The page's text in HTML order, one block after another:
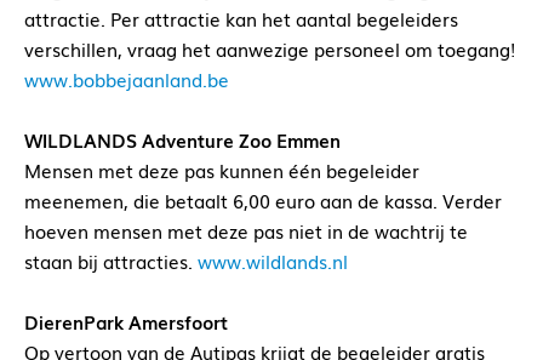
attractie. Per attractie kan het aantal begeleiders
verschillen, vraag het aanwezige personeel om toegang!
www.bobbejaanland.be
WILDLANDS Adventure Zoo Emmen
Mensen met deze pas kunnen één begeleider
meenemen, die betaalt 6,00 euro aan de kassa. Verder
hoeven mensen met deze pas niet in de wachtrij te
staan bij attracties. www.wildlands.nl
DierenPark Amersfoort
Op vertoon van de Autipas krijgt de begeleider gratis